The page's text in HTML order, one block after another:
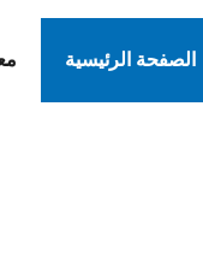
الصفحة الرئيسية